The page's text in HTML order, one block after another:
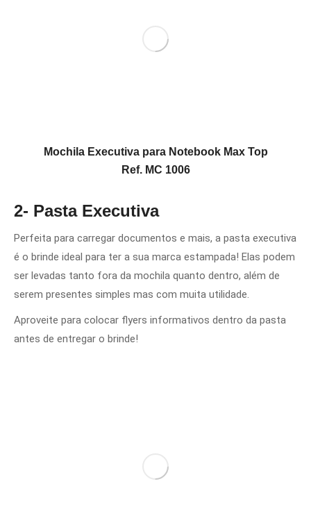
Mochila Executiva para Notebook Max Top
Ref. MC 1006
2- Pasta Executiva
Perfeita para carregar documentos e mais, a pasta executiva
é o brinde ideal para ter a sua marca estampada! Elas podem
ser levadas tanto fora da mochila quanto dentro, além de
serem presentes simples mas com muita utilidade.
Aproveite para colocar flyers informativos dentro da pasta
antes de entregar o brinde!